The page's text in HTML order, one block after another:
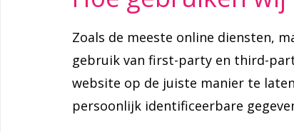
Zoals de meeste online diensten,
gebruik van first-party en third-
website op de juiste manier te
persoonlijk identificeerbare